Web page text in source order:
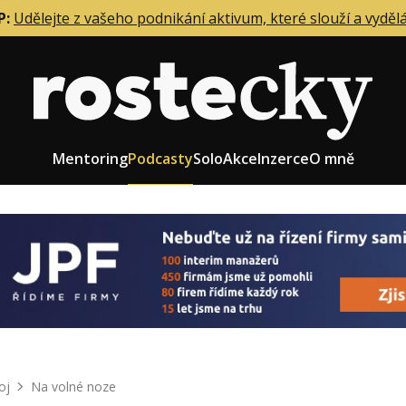
Udělejte z vašeho podnikání aktivum, které slouží a
MentoringPodcastySoloAkceInzerceO mně
firmy
zaměstnanců
a prodej
Role zakladatele/CEO
Růst firmy
Na volné noze